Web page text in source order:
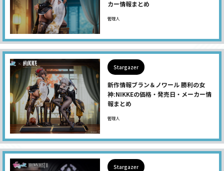
カー情報まとめ
管理人
Stargazer
新作情報ブラン＆ノワール 勝利の女
神:NIKKEの価格・発売日・メーカー情
報まとめ
管理人
Stargazer